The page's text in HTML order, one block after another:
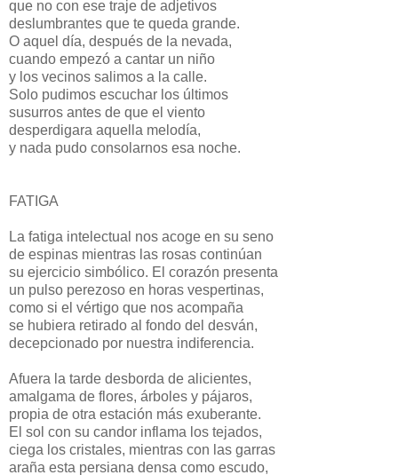
que no con ese traje de adjetivos
deslumbrantes que te queda grande.
O aquel día, después de la nevada,
cuando empezó a cantar un niño
y los vecinos salimos a la calle.
Solo pudimos escuchar los últimos
susurros antes de que el viento
desperdigara aquella melodía,
y nada pudo consolarnos esa noche.
FATIGA
La fatiga intelectual nos acoge en su seno
de espinas mientras las rosas continúan
su ejercicio simbólico. El corazón presenta
un pulso perezoso en horas vespertinas,
como si el vértigo que nos acompaña
se hubiera retirado al fondo del desván,
decepcionado por nuestra indiferencia.
Afuera la tarde desborda de alicientes,
amalgama de flores, árboles y pájaros,
propia de otra estación más exuberante.
El sol con su candor inflama los tejados,
ciega los cristales, mientras con las garras
araña esta persiana densa como escudo,